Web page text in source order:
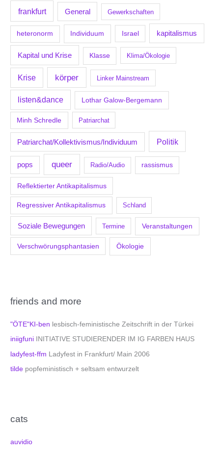
frankfurt General Gewerkschaften
heteronorm Individuum Israel kapitalismus
Kapital und Krise Klasse Klima/Ökologie
Krise körper Linker Mainstream
listen&dance Lothar Galow-Bergemann
Minh Schredle Patriarchat
Patriarchat/Kollektivismus/Individuum Politik
pops queer Radio/Audio rassismus
Reflektierter Antikapitalismus
Regressiver Antikapitalismus Schland
Soziale Bewegungen Termine Veranstaltungen
Verschwörungsphantasien Ökologie
friends and more
"ÖTE"KI-ben lesbisch-feministische Zeitschrift in der Türkei
iniigfuni INITIATIVE STUDIERENDER IM IG FARBEN HAUS
ladyfest-ffm Ladyfest in Frankfurt/ Main 2006
tilde popfeministisch + seltsam entwurzelt
cats
auvidio